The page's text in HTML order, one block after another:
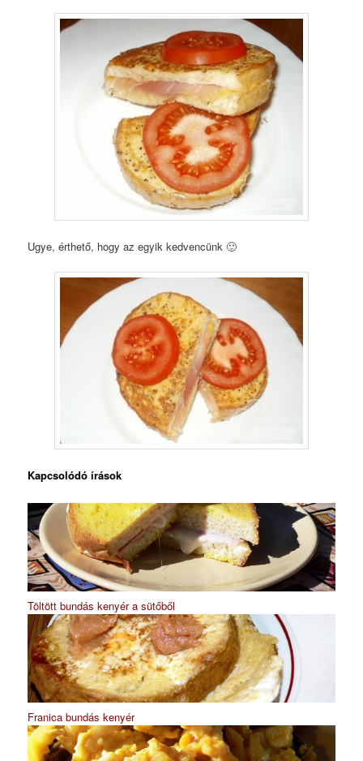
Ugye, érthető, hogy az egyik kedvencünk 🙂
Kapcsolódó írások
Töltött bundás kenyér a sütőből
Franica bundás kenyér